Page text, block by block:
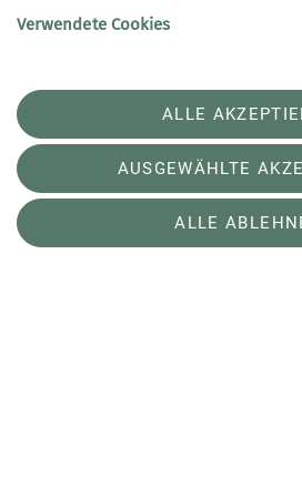
Verwendete Cookies
ALLE
AUSGEWÄHLTE
ALLE